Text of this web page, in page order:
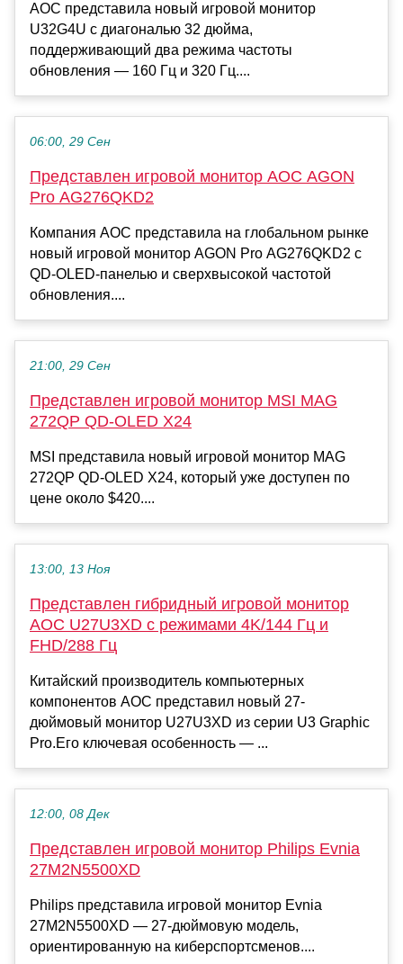
AOC представила новый игровой монитор
U32G4U с диагональю 32 дюйма,
поддерживающий два режима частоты
обновления — 160 Гц и 320 Гц....
06:00, 29 Сен
Представлен игровой монитор AOC AGON
Pro AG276QKD2
Компания AOC представила на глобальном рынке
новый игровой монитор AGON Pro AG276QKD2 с
QD-OLED-панелью и сверхвысокой частотой
обновления....
21:00, 29 Сен
Представлен игровой монитор MSI MAG
272QP QD-OLED X24
MSI представила новый игровой монитор MAG
272QP QD-OLED X24, который уже доступен по
цене около $420....
13:00, 13 Ноя
Представлен гибридный игровой монитор
AOC U27U3XD с режимами 4K/144 Гц и
FHD/288 Гц
Китайский производитель компьютерных
компонентов AOC представил новый 27-
дюймовый монитор U27U3XD из серии U3 Graphic
Pro.Его ключевая особенность — ...
12:00, 08 Дек
Представлен игровой монитор Philips Evnia
27M2N5500XD
Philips представила игровой монитор Evnia
27M2N5500XD — 27-дюймовую модель,
ориентированную на киберспортсменов....